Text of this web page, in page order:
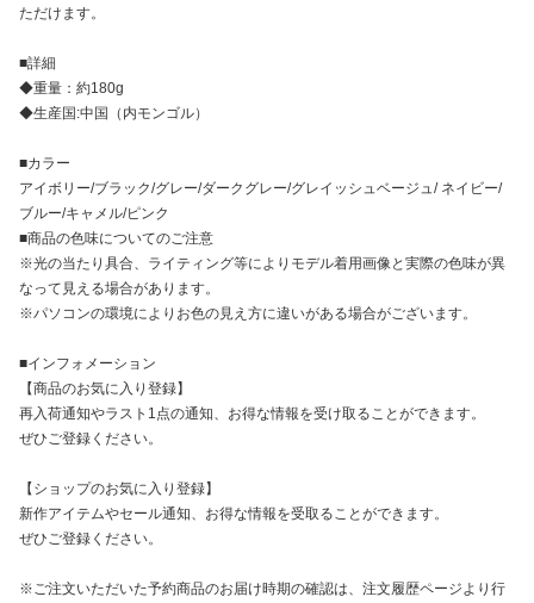
ただけます。
■詳細
◆重量：約180g
◆生産国:中国（内モンゴル）
■カラー
アイボリー/ブラック/グレー/ダークグレー/グレイッシュベージュ/ ネイビー/
ブルー/キャメル/ピンク
■商品の色味についてのご注意
※光の当たり具合、ライティング等によりモデル着用画像と実際の色味が異
なって見える場合があります。
※パソコンの環境によりお色の見え方に違いがある場合がございます。
■インフォメーション
【商品のお気に入り登録】
再入荷通知やラスト1点の通知、お得な情報を受け取ることができます。
ぜひご登録ください。
【ショップのお気に入り登録】
新作アイテムやセール通知、お得な情報を受取ることができます。
ぜひご登録ください。
※ご注文いただいた予約商品のお届け時期の確認は、注文履歴ページより行